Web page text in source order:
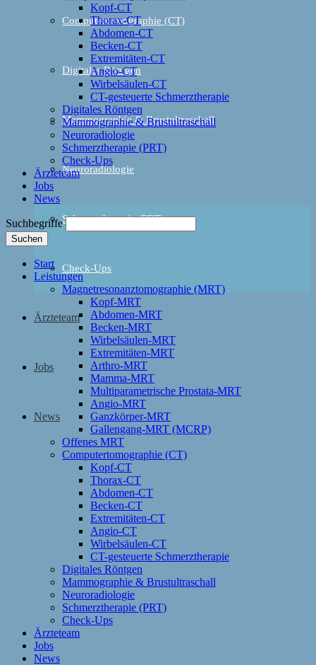
Computertomographie (CT)
Digitales Röntgen
Mammographie & Brustultraschall
Neuroradiologie
Schmerztherapie (PRT)
Check-Ups
Ärzteteam
Jobs
News
Kopf-CT
Thorax-CT
Abdomen-CT
Becken-CT
Extremitäten-CT
Angio-CT
Wirbelsäulen-CT
CT-gesteuerte Schmerztherapie
Digitales Röntgen
Mammographie & Brustultraschall
Neuroradiologie
Schmerztherapie (PRT)
Check-Ups
Ärzteteam
Jobs
News
Suchbegriffe
Suchen
Start
Leistungen
Magnetresonanztomographie (MRT)
Kopf-MRT
Abdomen-MRT
Becken-MRT
Wirbelsäulen-MRT
Extremitäten-MRT
Arthro-MRT
Mamma-MRT
Multiparametrische Prostata-MRT
Angio-MRT
Ganzkörper-MRT
Gallengang-MRT (MCRP)
Offenes MRT
Computertomographie (CT)
Kopf-CT
Thorax-CT
Abdomen-CT
Becken-CT
Extremitäten-CT
Angio-CT
Wirbelsäulen-CT
CT-gesteuerte Schmerztherapie
Digitales Röntgen
Mammographie & Brustultraschall
Neuroradiologie
Schmerztherapie (PRT)
Check-Ups
Ärzteteam
Jobs
News